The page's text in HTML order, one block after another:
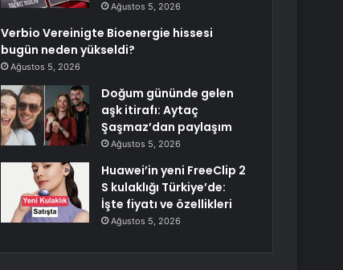
Ağustos 5, 2026
Verbio Vereinigte Bioenergie hissesi
bugün neden yükseldi?
Ağustos 5, 2026
Doğum gününde gelen
aşk itirafı: Aytaç
Şaşmaz’dan paylaşım
Ağustos 5, 2026
Huawei’in yeni FreeClip 2
S kulaklığı Türkiye’de:
İşte fiyatı ve özellikleri
Ağustos 5, 2026